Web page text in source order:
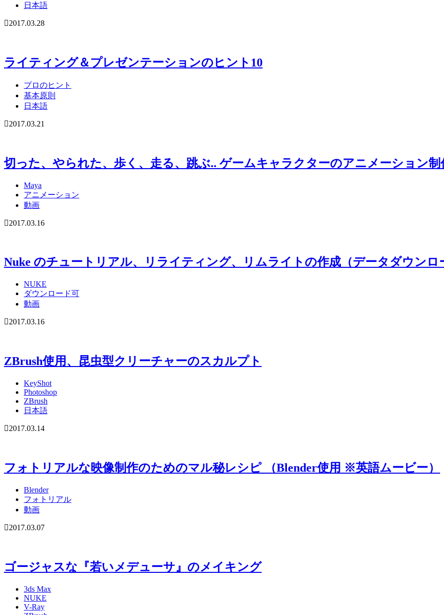
日本語
2017.03.28
ライティング＆プレゼンテーションのヒント10
プロのヒント
基本原則
日本語
2017.03.21
切った、やられた、歩く、走る、跳ぶ.. ゲームキャラクターのアニメーション制
Maya
アニメーション
動画
2017.03.16
Nuke のチュートリアル、リライティング、リムライトの作成（データダウンロ
NUKE
ダウンロード可
動画
2017.03.16
ZBrush使用、昆虫型クリーチャーのスカルプト
KeyShot
Photoshop
ZBrush
日本語
2017.03.14
フォトリアルな映像制作のためのマル秘レシピ （Blender使用 ※英語ムービー）
Blender
フォトリアル
動画
2017.03.07
ゴージャスな『若いメデューサ』のメイキング
3ds Max
NUKE
V-Ray